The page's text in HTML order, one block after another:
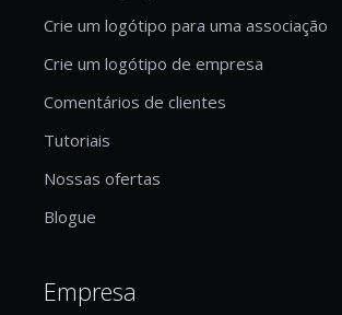
Crie um logótipo para uma associação
Crie um logótipo de empresa
Comentários de clientes
Tutoriais
Nossas ofertas
Blogue
Empresa